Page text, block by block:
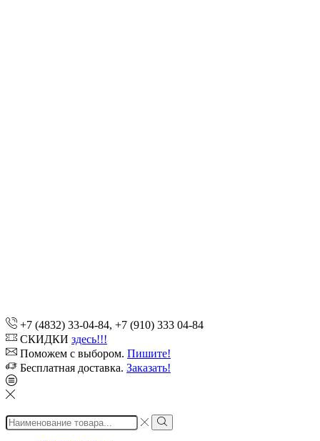
+7 (4832) 33-04-84, +7 (910) 333 04-84
СКИДКИ здесь!!!
Поможем с выбором. Пишите!
Бесплатная доставка. Заказать!
Search
input